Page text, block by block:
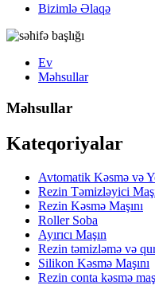
Bizimlə Əlaqə
Ev
Məhsullar
Məhsullar
Kateqoriyalar
Avtomatik Kəsmə və
Rezin Təmizləyici
Rezin Kəsmə Maşını
Roller Soba
Ayırıcı Maşın
Rezin təmizləmə və
Silikon Kəsmə Maşını
Rezin conta kəsmə